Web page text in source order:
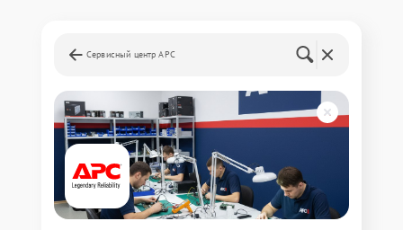
Сервисный центр APC